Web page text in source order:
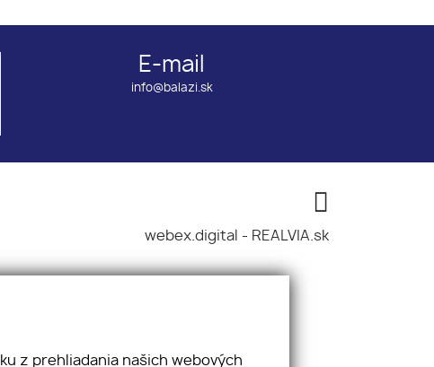
E-mail
info@balazi.sk
webex.digital - REALVIA.sk
z prehliadania našich webových